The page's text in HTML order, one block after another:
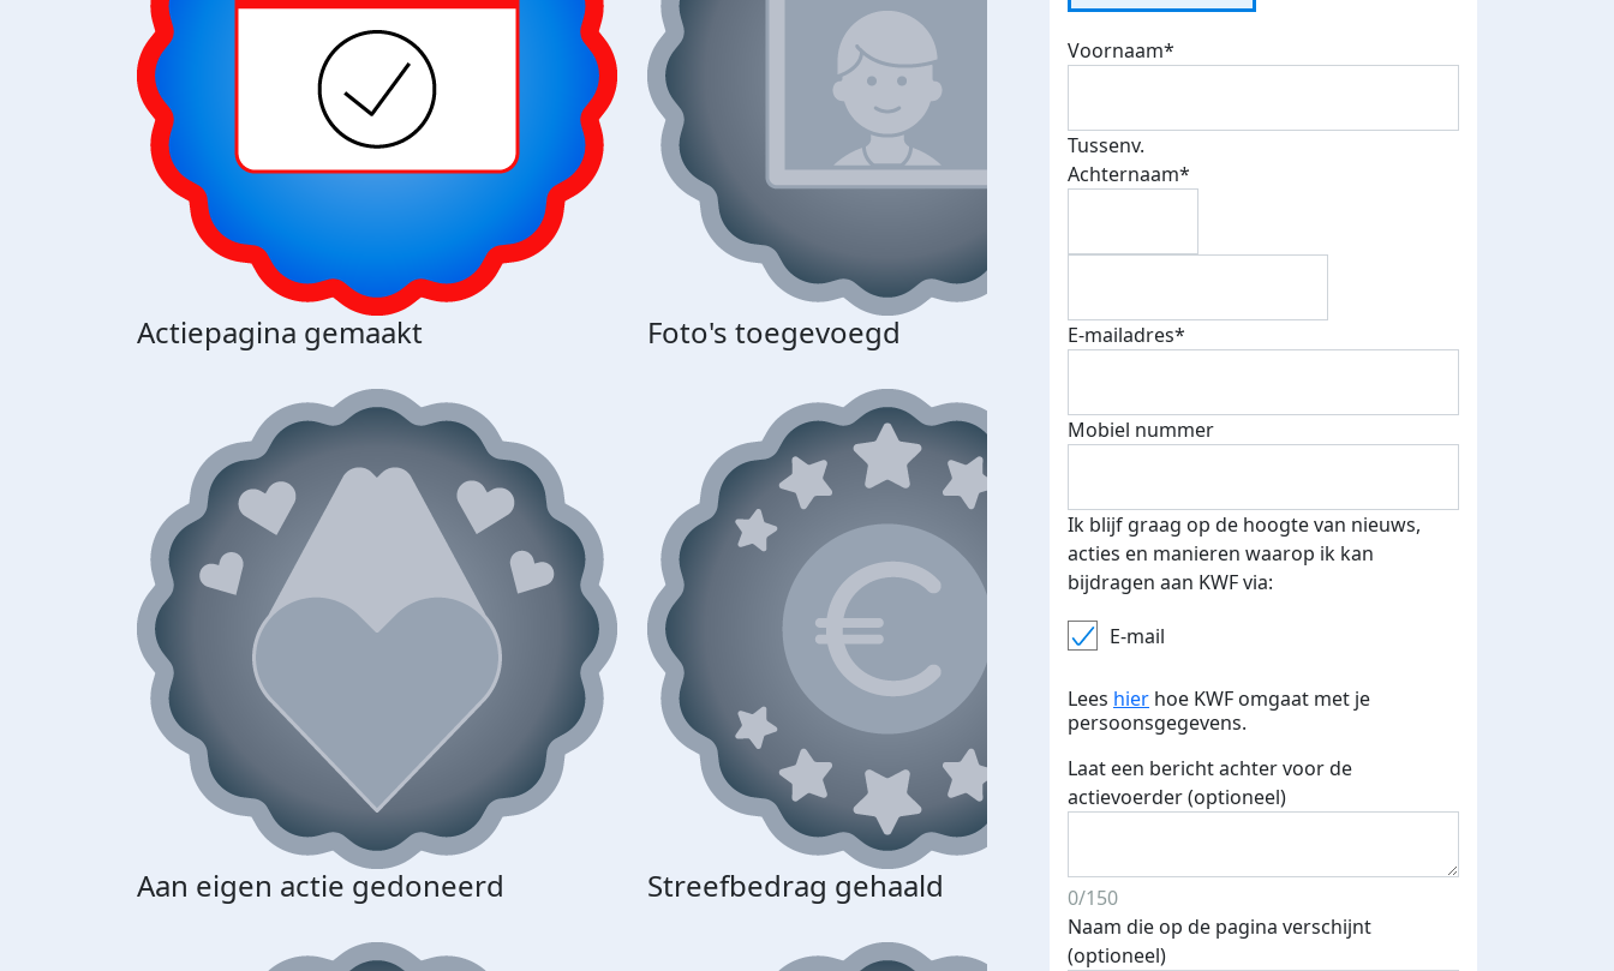
Actiepagina gemaakt Foto's toegevoegd E-mails verstuurd
Aan eigen actie gedoneerd Streefbedrag gehaald Streefbedrag verhoogd
Top fondsenwerver
Voornaam*
Tussenv.
Achternaam*
E-mailadres*
Mobiel nummer
Ik blijf graag op de hoogte van nieuws,
acties en manieren waarop ik kan
bijdragen aan KWF via:
E-mail
Lees hier hoe KWF omgaat met je
persoonsgegevens.
Laat een bericht achter voor de
actievoerder (optioneel)
0/150
Naam die op de pagina verschijnt
(optioneel)